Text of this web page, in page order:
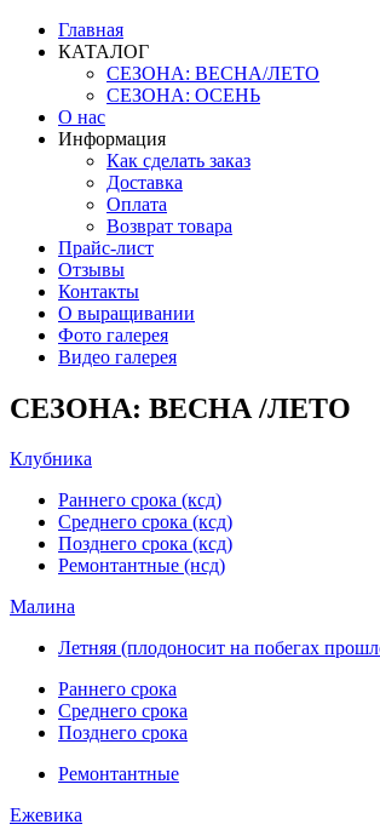
Главная
КАТАЛОГ
СЕЗОНА: ВЕСНА/ЛЕТО
СЕЗОНА: ОСЕНЬ
О нас
Информация
Как сделать заказ
Доставка
Оплата
Возврат товара
Прайс-лист
Отзывы
Контакты
О выращивании
Фото галерея
Видео галерея
СЕЗОНА: ВЕСНА /ЛЕТО
Клубника
Раннего срока (ксд)
Среднего срока (ксд)
Позднего срока (ксд)
Ремонтантные (нсд)
Малина
Летняя (плодоносит на побегах
Раннего срока
Среднего срока
Позднего срока
Ремонтантные
Ежевика